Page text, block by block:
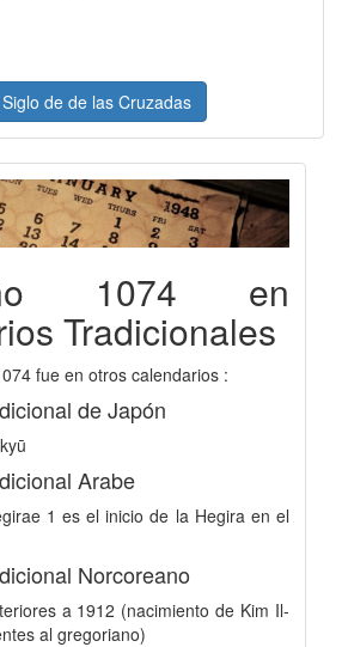
de de las Cruzadas
1074 en
Tradicionales
fue en otros calendarios :
de Japón
Arabe
1 es el inicio de la Hegira en el
Norcoreano
a 1912 (nacimiento de Kim Il-
al gregoriano)